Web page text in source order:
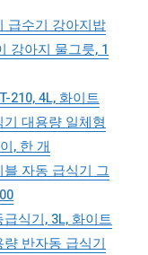
급수기 강아지밥
강아지 물그릇, 1
210, 4L, 화이트
대용량 일체형
, 한 개
자동 급식기 그
식기, 3L, 화이트
반자동 급식기